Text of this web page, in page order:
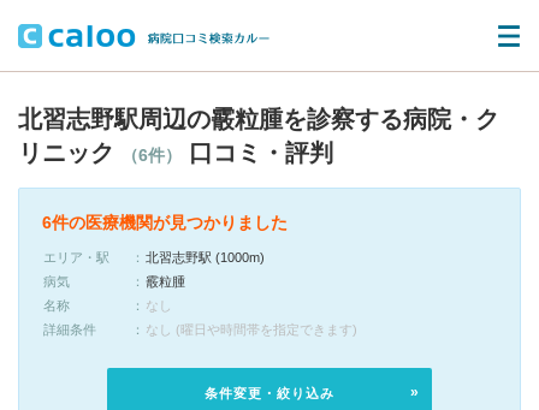
北習志野駅周辺の霰粒腫を診察する病院・ク
リニック
（6件） 口コミ・評判
6件の医療機関が見つかりました
エリア・駅
北習志野駅 (1000m)
病気
霰粒腫
名称
なし
詳細条件
なし (曜日や時間帯を指定できます)
条件変更・絞り込み